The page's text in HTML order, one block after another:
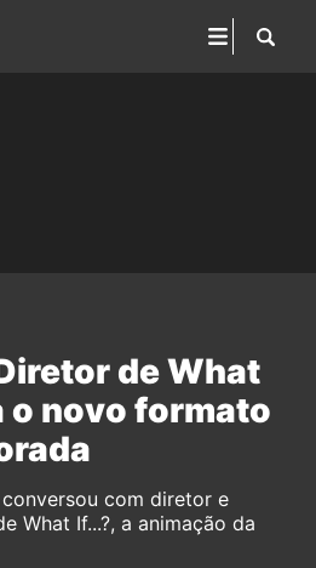
de What
o novo formato
com diretor e
What If...?, a animação da